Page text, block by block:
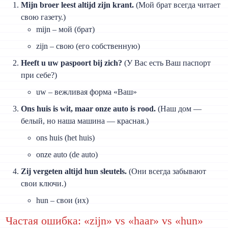
Mijn broer leest altijd zijn krant. (Мой брат всегда читает
свою газету.)
mijn – мой (брат)
zijn – свою (его собственную)
Heeft u uw paspoort bij zich? (У Вас есть Ваш паспорт
при себе?)
uw – вежливая форма «Ваш»
Ons huis is wit, maar onze auto is rood. (Наш дом —
белый, но наша машина — красная.)
ons huis (het huis)
onze auto (de auto)
Zij vergeten altijd hun sleutels. (Они всегда забывают
свои ключи.)
hun – свои (их)
Частая ошибка: «zijn» vs «haar» vs «hun»